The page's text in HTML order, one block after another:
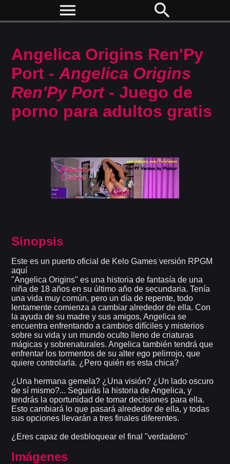
menu search
Angelica Origins Ren'Py
Port -Angelica Origins
Ren'Py Port- Juego de
porno para adultos gratis
Sinopsis
Este es un puerto oficial de Kelo Games versión RPGM
aquí
"Angelica Origins" es una historia de fantasía de una
niña de 18 años en su último año de secundaria. Tenía
una vida muy común, pero un día de repente, todo
lentamente comienza a cambiar alrededor de ella. Con
la ayuda de su madre y sus amigos, Angelica se
encuentra enfrentando a cambios difíciles y misterios
sobre su vida y un mundo oculto lleno de criaturas
mágicas y sobrenaturales. Angelica también tendrá que
enfrentar los tormentos de su alter ego pelirrojo, que
quiere controlarla. ¿Pero quién es esta chica?
¿Una hermana gemela? ¿Una visión? ¿Un lado oscuro
de sí mismo?... Seguirás la historia de Angelica, y
tendrás la oportunidad de tomar decisiones para ella.
Esto cambiará lo que pasará alrededor de ella, y todas
sus opciones llevarán a tres finales diferentes.
¿Eres capaz de desbloquear el final "verdadero"
Imágenes